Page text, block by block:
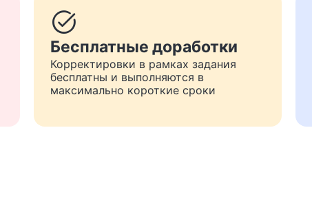
task_alt
Бесплатные доработки
Корректировки в рамках задания
бесплатны и выполняются в
максимально короткие сроки